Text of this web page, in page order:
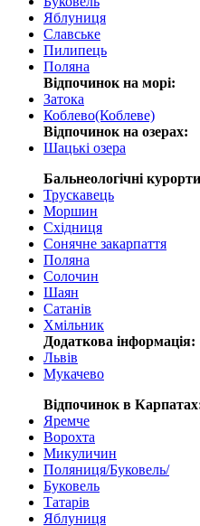
Яблуниця
Славське
Пилипець
Поляна
Відпочинок на морі:
Затока
Коблево(Коблеве)
Відпочинок на озерах:
Шацькі озера
Бальнеологічні
Трускавець
Моршин
Східниця
Сонячне закарпаття
Поляна
Солочин
Шаян
Сатанів
Хмільник
Додаткова інформація:
Львів
Мукачево
Відпочинок в
Яремче
Ворохта
Микуличин
Поляниця/Буковель/
Буковель
Татарів
Яблуниця